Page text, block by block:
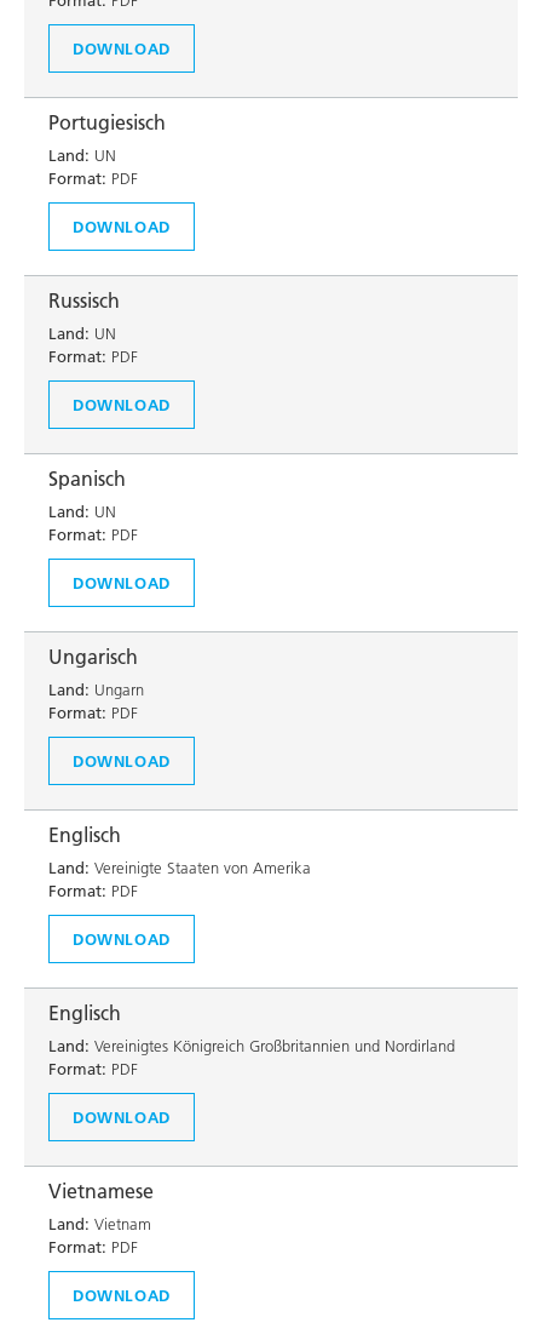
DOWNLOAD
Portugiesisch
Land: UN
Format: PDF
DOWNLOAD
Russisch
Land: UN
Format: PDF
DOWNLOAD
Spanisch
Land: UN
Format: PDF
DOWNLOAD
Ungarisch
Land: Ungarn
Format: PDF
DOWNLOAD
Englisch
Land: Vereinigte Staaten von Amerika
Format: PDF
DOWNLOAD
Englisch
Land: Vereinigtes Königreich Großbritannien und Nordirland
Format: PDF
DOWNLOAD
Vietnamese
Land: Vietnam
Format: PDF
DOWNLOAD